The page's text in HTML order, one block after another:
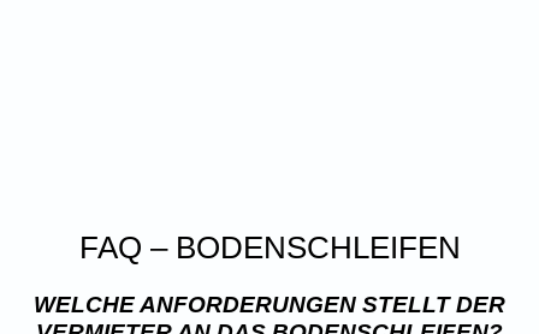
FAQ – BODENSCHLEIFEN
WELCHE ANFORDERUNGEN STELLT DER